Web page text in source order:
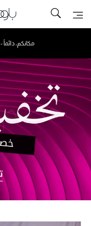
جديد في الخصومات
مزيد من التخفيضات
النساء
الرجال
الجمال
الأطفال
احصلوا على أحدث صيحات